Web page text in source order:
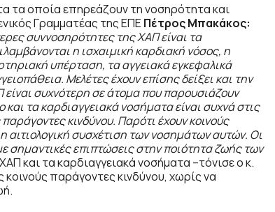
τα οποία επηρεάζουν τη νοσηρότητα και
Γραμματέας της ΕΠΕ Πέτρος Μπακάκος:
συννοσηρότητες της ΧΑΠ είναι τα
η ισχαιμική καρδιακή νόσος, η
υπέρταση, τα αγγειακά εγκεφαλικά
Μελέτες έχουν επίσης δείξει και την
συχνότερη σε άτομα που παρουσιάζουν
τα καρδιαγγειακά νοσήματα είναι συχνά στις
κινδύνου. Παρότι έχουν κοινούς
αιτιολογική συσχέτιση των νοσημάτων αυτών. Οι
σημαντικές επιπτώσεις στην ποιότητα ζωής των
και τα καρδιαγγειακά νοσήματα –τόνισε ο κ.
παράγοντες κινδύνου, χωρίς να